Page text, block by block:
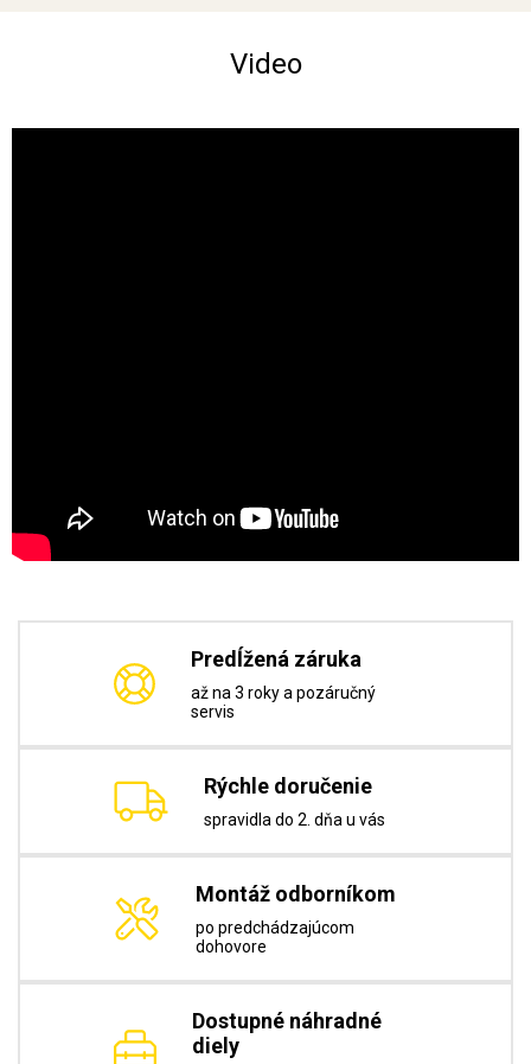
Video
Predĺžená záruka
až na 3 roky a pozáručný
servis
Rýchle doručenie
spravidla do 2. dňa u vás
Montáž odborníkom
po predchádzajúcom
dohovore
Dostupné náhradné
diely